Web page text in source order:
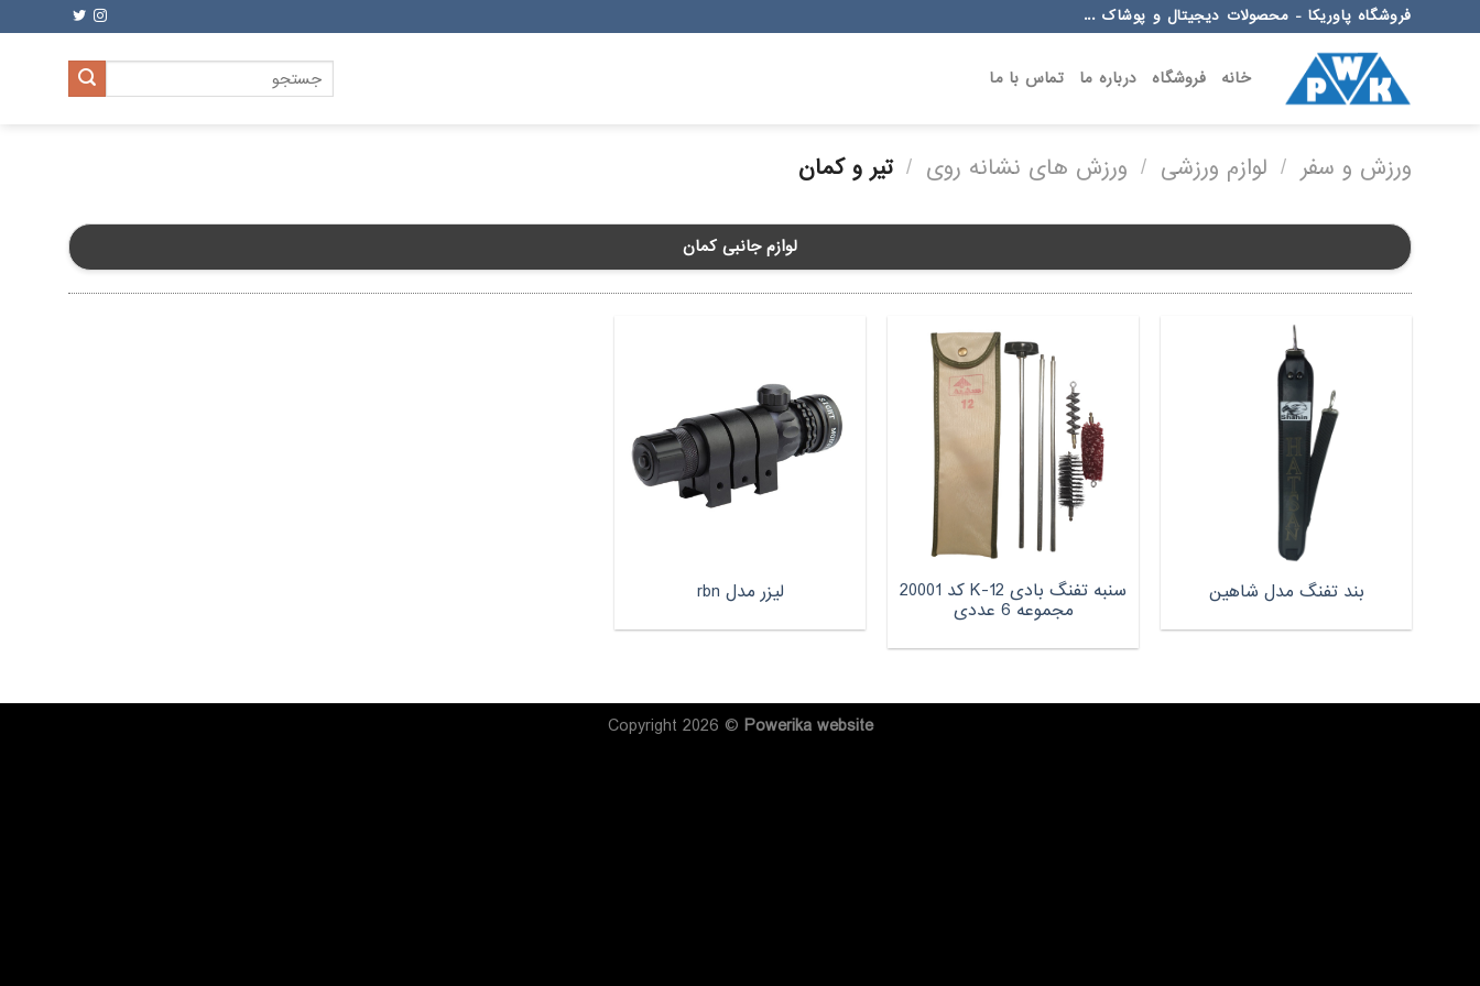
to
فروشگاه پاوریکا - محصولات دیجیتال و پوشاک ...
خانه فروشگاه درباره ما تماس با ما
جستجو
برای:
ورزش و سفر / لوازم ورزشی / ورزش های نشانه‌ روی / تیر و کمان
لوازم جانبی کمان
بند تفنگ مدل شاهین سنبه تفنگ بادی K-12 کد 20001
مجموعه 6 عددی
لیزر مدل rbn
Copyright 2026 © Powerikawebsite